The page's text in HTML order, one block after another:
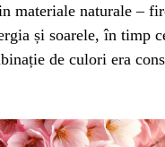
materiale naturale –
și soarele, în timp
de culori era